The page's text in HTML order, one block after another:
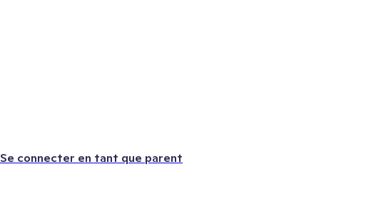
Se connecter en tant que parent